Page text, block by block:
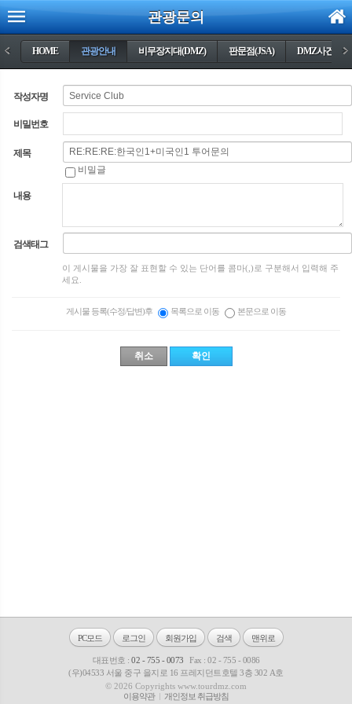
관광문의
< HOME 관광안내 비무장지대(DMZ) 판문점(JSA) DMZ사건들 >
작성자명
비밀번호
제목
비밀글
내용
검색태그
이 게시물을 가장 잘 표현할 수 있는 단어를 콤마(,)로 구분해서 입력해 주
세요.
게시물 등록(수정/답변)후 목록으로 이동 본문으로 이동
PC모드 로그인 회원가입 검색 맨위로
대표번호 : 02 - 755 - 0073
Fax : 02 - 755 - 0086
(우)04533 서울 중구 을지로 16 프레지던트호텔 3층 302 A호
© 2026 Copyrights www.tourdmz.com
이용약관
개인정보 취급방침